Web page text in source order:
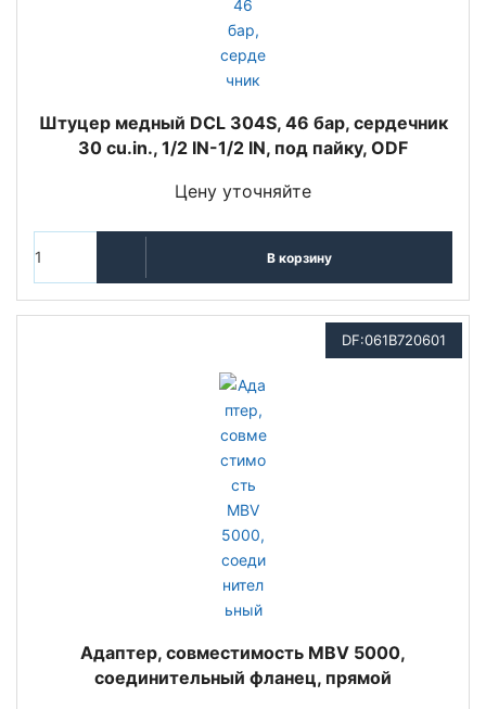
Штуцер медный DCL 304S, 46 бар, сердечник
30 cu.in., 1/2 IN-1/2 IN, под пайку, ODF
Цену уточняйте
В корзину
DF:061B720601
Адаптер, совместимость MBV 5000,
соединительный фланец, прямой